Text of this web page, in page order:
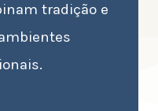
tradição e